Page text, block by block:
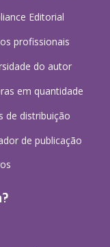
Editorial
profissionais
do autor
em quantidade
de distribuição
de publicação